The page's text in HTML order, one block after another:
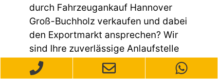
durch Fahrzeugankauf Hannover
Groß-Buchholz verkaufen und dabei
den Exportmarkt ansprechen? Wir
sind Ihre zuverlässige Anlaufstelle
für den Autoverkauf mit Fokus auf
den Export. Unser professionelles